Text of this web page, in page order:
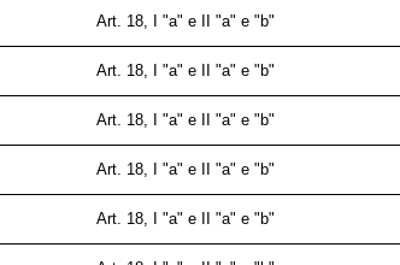
Art. 18, I "a" e II "a" e "b"
Art. 18, I "a" e II "a" e "b"
Art. 18, I "a" e II "a" e "b"
Art. 18, I "a" e II "a" e "b"
Art. 18, I "a" e II "a" e "b"